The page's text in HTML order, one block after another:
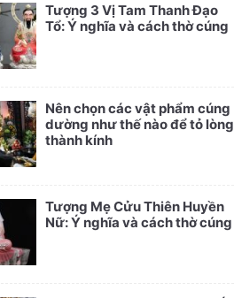
Tượng 3 Vị Tam Thanh Đạo
Tổ: Ý nghĩa và cách thờ cúng
Nên chọn các vật phẩm cúng
dường như thế nào để tỏ lòng
thành kính
Tượng Mẹ Cửu Thiên Huyền
Nữ: Ý nghĩa và cách thờ cúng